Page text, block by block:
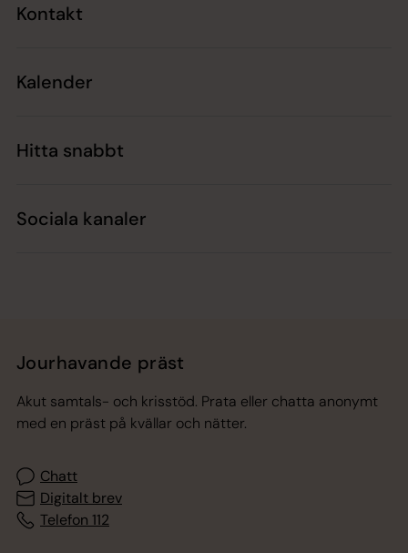
Kontakt
Kalender
Hitta snabbt
Sociala kanaler
Jourhavande präst
Akut samtals- och krisstöd. Prata eller chatta anonymt
med en präst på kvällar och nätter.
Chatt
Digitalt brev
Telefon 112